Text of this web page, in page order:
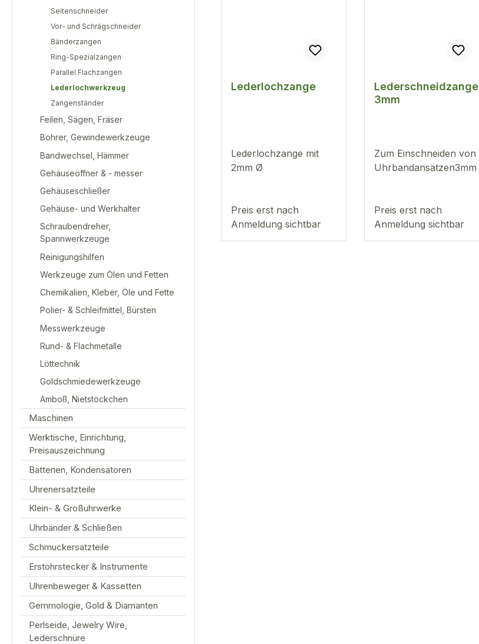
Seitenschneider
Vor- und Schrägschneider
Bänderzangen
Ring-Spezialzangen
Parallel Flachzangen
Lederlochwerkzeug
Zangenständer
Feilen, Sägen, Fräser
Bohrer, Gewindewerkzeuge
Bandwechsel, Hämmer
Gehäuseöffner & - messer
Gehäuseschließer
Gehäuse- und Werkhalter
Schraubendreher,
Spannwerkzeuge
Reinigungshilfen
Werkzeuge zum Ölen und Fetten
Chemikalien, Kleber, Öle und Fette
Polier- & Schleifmittel, Bürsten
Messwerkzeuge
Rund- & Flachmetalle
Löttechnik
Goldschmiedewerkzeuge
Amboß, Nietstöckchen
Maschinen
Werktische, Einrichtung,
Preisauszeichnung
Batterien, Kondensatoren
Uhrenersatzteile
Klein- & Großuhrwerke
Uhrbänder & Schließen
Schmuckersatzteile
Erstohrstecker & Instrumente
Uhrenbeweger & Kassetten
Gemmologie, Gold & Diamanten
Perlseide, Jewelry Wire,
Lederschnüre
Lederlochzange
Lederlochzange mit
2mm Ø
Preis erst nach
Anmeldung sichtbar
Lederschneidzange
3mm
Zum Einschneiden von
Uhrbandansätzen3mm
Preis erst nach
Anmeldung sichtbar